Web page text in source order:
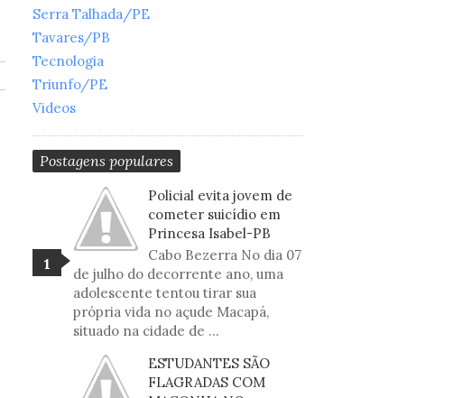
Serra Talhada/PE
Tavares/PB
Tecnologia
Triunfo/PE
Videos
Postagens populares
Policial evita jovem de
cometer suicídio em
Princesa Isabel-PB
Cabo Bezerra No dia 07
de julho do decorrente ano, uma
adolescente tentou tirar sua
própria vida no açude Macapá,
situado na cidade de ...
ESTUDANTES SÃO
FLAGRADAS COM